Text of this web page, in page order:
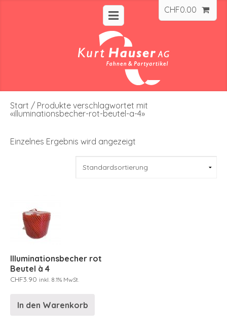
CHF0.00
Start / Produkte verschlagwortet mit
«illuminationsbecher-rot-beutel-a-4»
Einzelnes Ergebnis wird angezeigt
Illuminationsbecher rot
Beutel à 4
CHF3.90 inkl. 8.1% MwSt.
In den Warenkorb